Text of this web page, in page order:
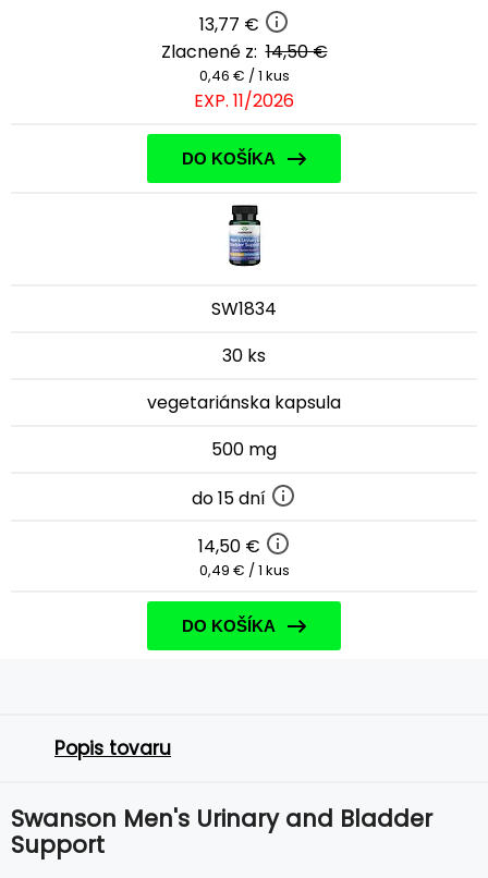
13,77 €
Zlacnené z:14,50 €
0,46 € / 1 kus
EXP. 11/2026
DO KOŠÍKA
SW1834
30 ks
vegetariánska kapsula
500 mg
do 15 dní
14,50 €
0,49 € / 1 kus
DO KOŠÍKA
Popis tovaru
Swanson Men's Urinary and Bladder
Support